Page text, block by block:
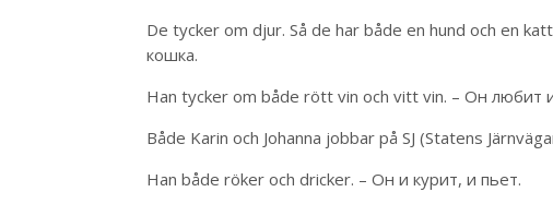
De tycker om djur. Så de har både en hund och en
кошка.
Han tycker om både rött vin och vitt vin. – Он любит
Både Karin och Johanna jobbar på SJ (Statens
Han både röker och dricker. – Он и курит, и пьет.